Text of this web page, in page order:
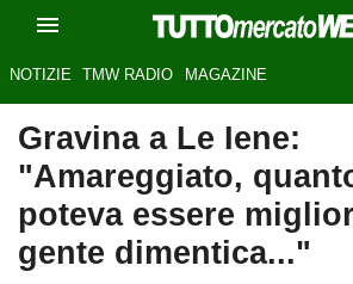
NOTIZIE TMW RADIO MAGAZINE
Gravina a Le Iene:
"Amareggiato,
poteva essere
gente dimentica..."